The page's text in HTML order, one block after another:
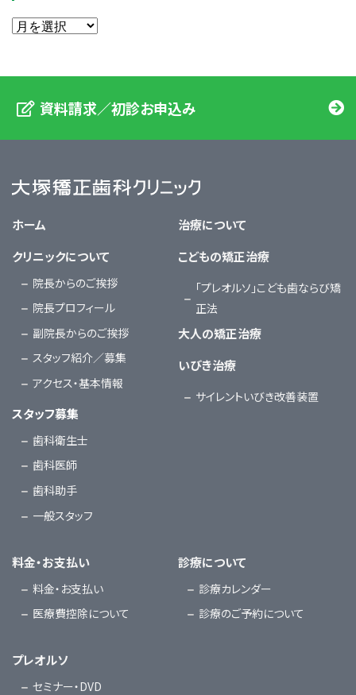
資料請求／初診お申込み
ホーム
クリニックについて
院長からのご挨拶
院長プロフィール
副院長からのご挨拶
スタッフ紹介／募集
アクセス・基本情報
スタッフ募集
歯科衛生士
歯科医師
歯科助手
一般スタッフ
治療について
こどもの矯正治療
「プレオルソ」こども歯ならび矯
正法
大人の矯正治療
いびき治療
サイレントいびき改善装置
料金・お支払い
料金・お支払い
医療費控除について
診療について
診療カレンダー
診療のご予約について
プレオルソ
セミナー・DVD